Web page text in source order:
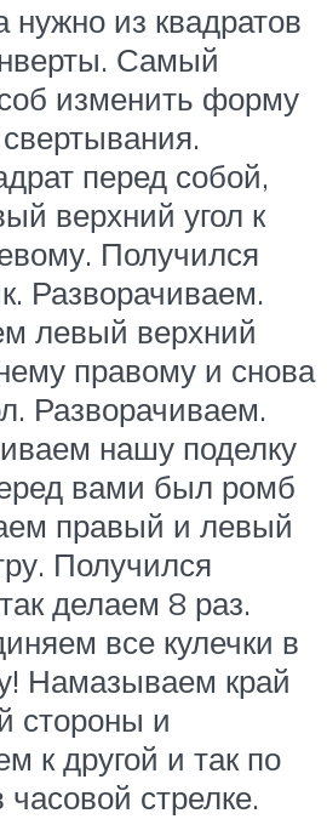
нужно из квадратов
Самый
изменить форму
перед собой,
верхний угол к
Получился
Разворачиваем.
левый верхний
правому и снова
Разворачиваем.
нашу поделку
вами был ромб
правый и левый
Получился
делаем 8 раз.
все кулечки в
Намазываем край
стороны и
к другой и так по
стрелке.